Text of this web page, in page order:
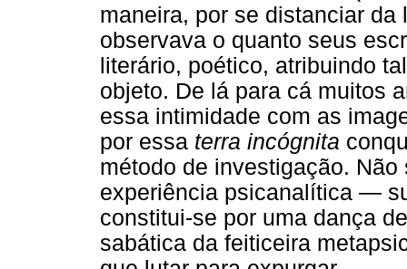
maneira, por se distanciar
observava o quanto seus
literário, poético, atribuindo
objeto. De lá para cá muitos
essa intimidade com as
por essa terra incógnita
método de investigação.
experiência psicanalítica —
constitui-se por uma dança
sabática da feiticeira